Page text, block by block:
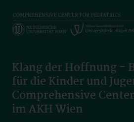
main
Klang der Hoffnung -
für die Kinder und
Comprehensive
im AKH Wien